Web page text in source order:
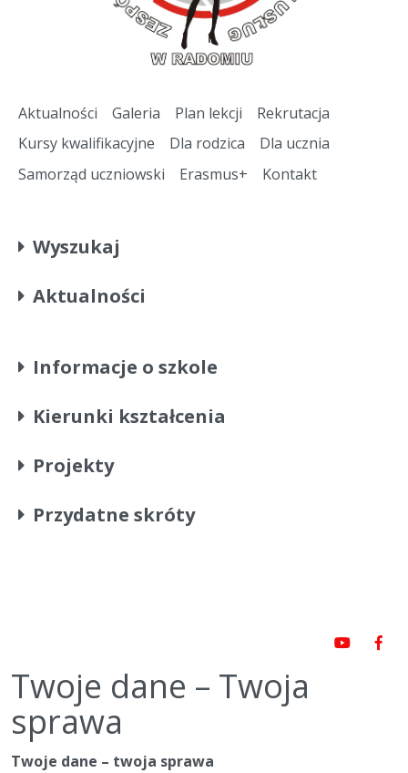
Aktualności Galeria Plan lekcji
Rekrutacja
Kursy kwalifikacyjne
Dla rodzica
Dla ucznia
Samorząd uczniowski
Erasmus+ Kontakt
Wyszukaj
Aktualności
Informacje o szkole
Kierunki kształcenia
Projekty
Przydatne skróty
Twoje dane – Twoja
sprawa
Twoje dane – twoja sprawa